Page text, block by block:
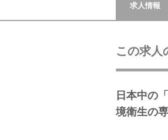
求人情報
この求人
日本中の
境衛生の